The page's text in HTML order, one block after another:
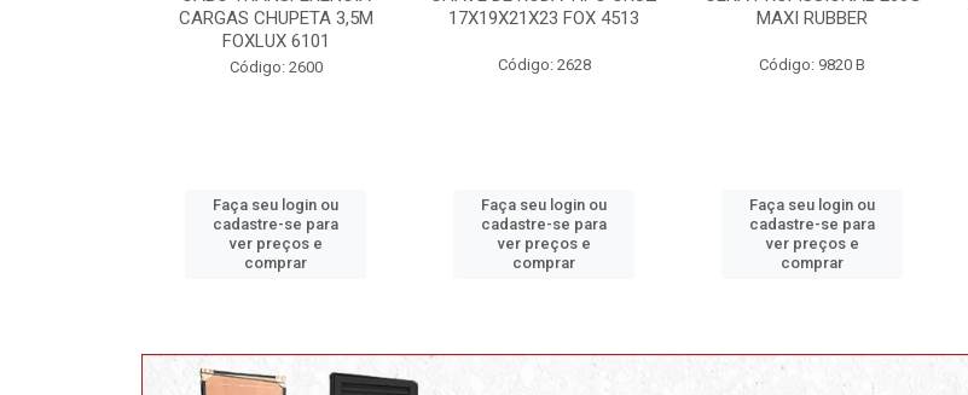
17X19X21X23 FOX 4513
Código: 2628
Faça seu login ou
cadastre-se para
ver preços e
comprar
MAXI RUBBER
Código: 9820 B
Faça seu login ou
cadastre-se para
ver preços e
comprar
PRONTO P/USO 1 LITRO
Código: 9730 C
Faça seu login ou
cadastre-se para
ver preços e
comprar